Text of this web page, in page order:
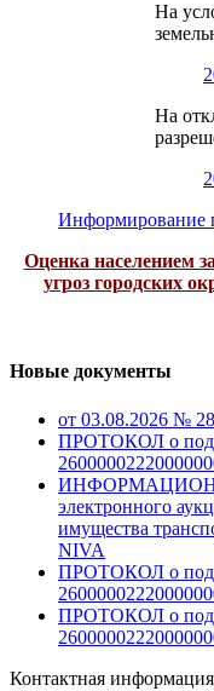
На
На
Информирование
Оценка населением
угроз городских
Новые документы
от 03.08.2026 №
ПРОТОКОЛ о
электронного
имущества
NIVA
ПРОТОКОЛ о
ПРОТОКОЛ о
Контактная